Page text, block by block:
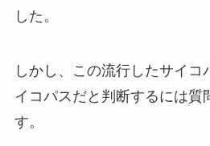
した。
しかし、この流行したサイコ
イコパスだと判断するには質
す。